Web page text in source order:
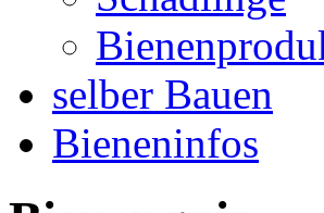
selber Bauen
Bieneninfos